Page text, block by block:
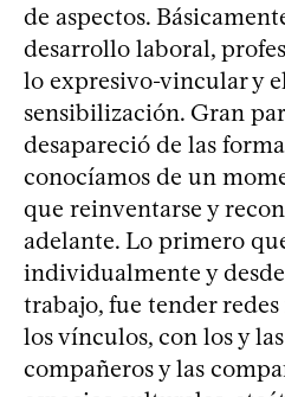
de aspectos.
desarrollo laboral,
lo expresivo-vincular y
sensibilización. Gran
desapareció de las
conocíamos de un
que reinventarse y
adelante. Lo primero
individualmente y
trabajo, fue tender
los vínculos, con los y
compañeros y las